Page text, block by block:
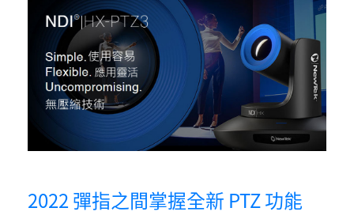
2022 彈指之間掌握全新 PTZ 功能